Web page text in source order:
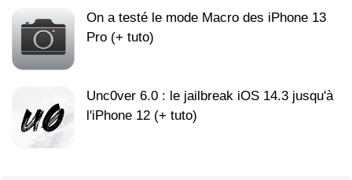
On a testé le mode Macro des iPhone 13
Pro (+ tuto)
Unc0ver 6.0 : le jailbreak iOS 14.3 jusqu'à
l'iPhone 12 (+ tuto)